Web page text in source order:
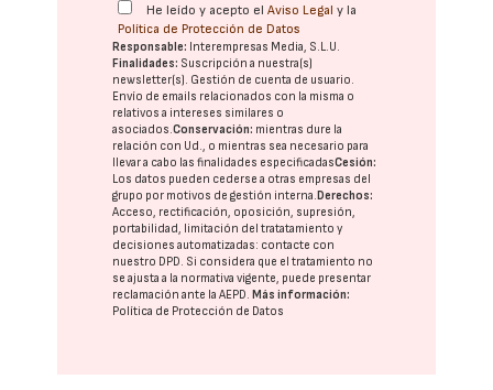
He leído y acepto elAviso Legal y la
Política de Protección de Datos
Responsable: Interempresas Media, S.L.U.
Finalidades: Suscripción a nuestra(s)
newsletter(s). Gestión de cuenta de usuario.
Envío de emails relacionados con la misma o
relativos a intereses similares o
asociados.Conservación: mientras dure la
relación con Ud., o mientras sea necesario para
llevar a cabo las finalidades especificadasCesión:
Los datos pueden cederse a otras empresas del
grupo por motivos de gestión interna.Derechos:
Acceso, rectificación, oposición, supresión,
portabilidad, limitación del tratatamiento y
decisiones automatizadas: contacte con
nuestro DPD. Si considera que el tratamiento no
se ajusta a la normativa vigente, puede presentar
reclamación ante laAEPD.Más información:
Política de Protección de Datos